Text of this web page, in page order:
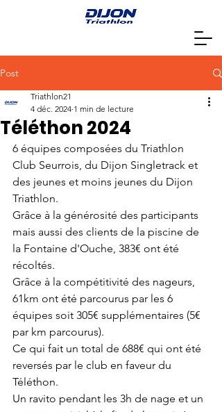
Post
Téléthon 2024
Triathlon21
4 déc. 2024 1 min de lecture
6 équipes composées du Triathlon
Club Seurrois, du Dijon Singletrack et
des jeunes et moins jeunes du Dijon
Triathlon.
Grâce à la générosité des participants
mais aussi des clients de la piscine de
la Fontaine d'Ouche, 383€ ont été
récoltés.
Grâce à la compétitivité des nageurs,
61km ont été parcourus par les 6
équipes soit 305€ supplémentaires (5€
par km parcourus).
Ce qui fait un total de 688€ qui ont été
reversés par le club en faveur du
Téléthon.
Un ravito pendant les 3h de nage et un